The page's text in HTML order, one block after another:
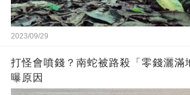
2023/09/29
打怪會噴錢？南蛇被路殺「零錢灑
曝原因